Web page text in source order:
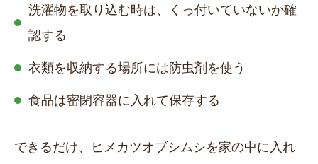
洗濯物を取り込む時は、くっ付いていないか確
認する
衣類を収納する場所には防虫剤を使う
食品は密閉容器に入れて保存する
できるだけ、ヒメカツオブシムシを家の中に入れ